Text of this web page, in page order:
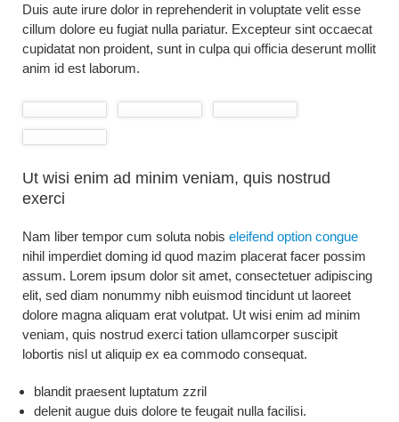
Duis aute irure dolor in reprehenderit in voluptate velit esse
cillum dolore eu fugiat nulla pariatur. Excepteur sint occaecat
cupidatat non proident, sunt in culpa qui officia deserunt mollit
anim id est laborum.
Ut wisi enim ad minim veniam, quis nostrud
exerci
Nam liber tempor cum soluta nobis eleifend option congue
nihil imperdiet doming id quod mazim placerat facer possim
assum. Lorem ipsum dolor sit amet, consectetuer adipiscing
elit, sed diam nonummy nibh euismod tincidunt ut laoreet
dolore magna aliquam erat volutpat. Ut wisi enim ad minim
veniam, quis nostrud exerci tation ullamcorper suscipit
lobortis nisl ut aliquip ex ea commodo consequat.
blandit praesent luptatum zzril
delenit augue duis dolore te feugait nulla facilisi.